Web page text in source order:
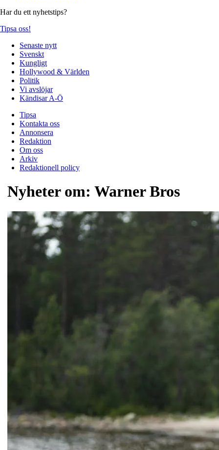
Har du ett nyhetstips?
Tipsa oss!
Senaste nytt
Svenskt
Kungligt
Hollywood & Världen
Politik
Vi avslöjar
Kändisar A-Ö
Tipsa
Kontakta oss
Annonsera
Redaktion
Om oss
Arkiv
Redaktionell policy
Nyheter om: Warner Bros